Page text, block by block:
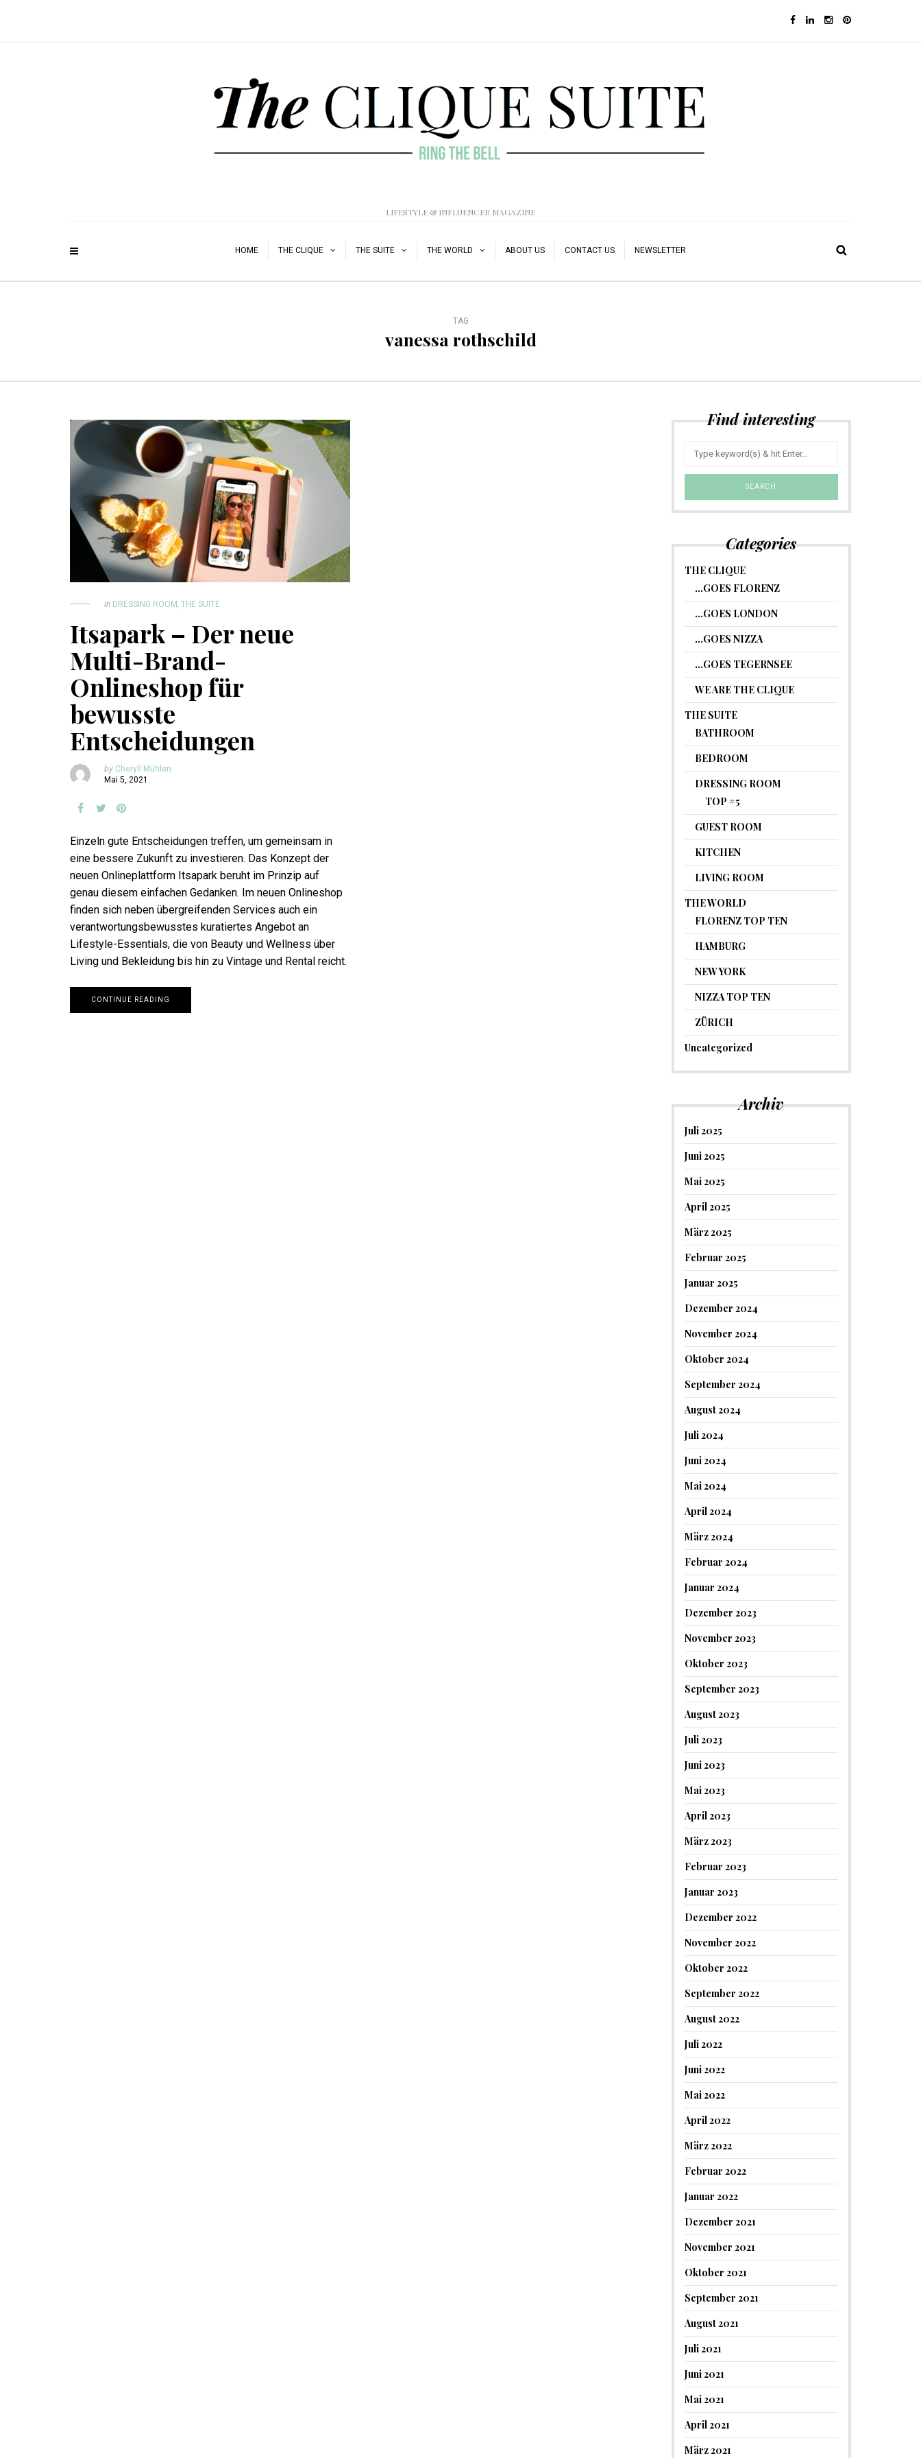
LIFESTYLE & INFLUENCER MAGAZINE
HOME THE CLIQUE THE SUITE THE WORLD ABOUT US CONTACT US NEWSLETTER
TAG
vanessa rothschild
in DRESSING ROOM, THE SUITE
Itsapark – Der neue
Multi-Brand-
Onlineshop für
bewusste
Entscheidungen
by Cheryll Mühlen
Mai 5, 2021
Einzeln gute Entscheidungen treffen, um gemeinsam in
eine bessere Zukunft zu investieren. Das Konzept der
neuen Onlineplattform Itsapark beruht im Prinzip auf
genau diesem einfachen Gedanken. Im neuen Onlineshop
finden sich neben übergreifenden Services auch ein
verantwortungsbewusstes kuratiertes Angebot an
Lifestyle-Essentials, die von Beauty und Wellness über
Living und Bekleidung bis hin zu Vintage und Rental reicht.
CONTINUE READING
Find interesting
Categories
THE CLIQUE
…GOES FLORENZ
…GOES LONDON
…GOES NIZZA
…GOES TEGERNSEE
WE ARE THE CLIQUE
THE SUITE
BATHROOM
BEDROOM
DRESSING ROOM
TOP #5
GUEST ROOM
KITCHEN
LIVING ROOM
THE WORLD
FLORENZ TOP TEN
HAMBURG
NEW YORK
NIZZA TOP TEN
ZÜRICH
Uncategorized
Archiv
Juli 2025
Juni 2025
Mai 2025
April 2025
März 2025
Februar 2025
Januar 2025
Dezember 2024
November 2024
Oktober 2024
September 2024
August 2024
Juli 2024
Juni 2024
Mai 2024
April 2024
März 2024
Februar 2024
Januar 2024
Dezember 2023
November 2023
Oktober 2023
September 2023
August 2023
Juli 2023
Juni 2023
Mai 2023
April 2023
März 2023
Februar 2023
Januar 2023
Dezember 2022
November 2022
Oktober 2022
September 2022
August 2022
Juli 2022
Juni 2022
Mai 2022
April 2022
März 2022
Februar 2022
Januar 2022
Dezember 2021
November 2021
Oktober 2021
September 2021
August 2021
Juli 2021
Juni 2021
Mai 2021
April 2021
März 2021